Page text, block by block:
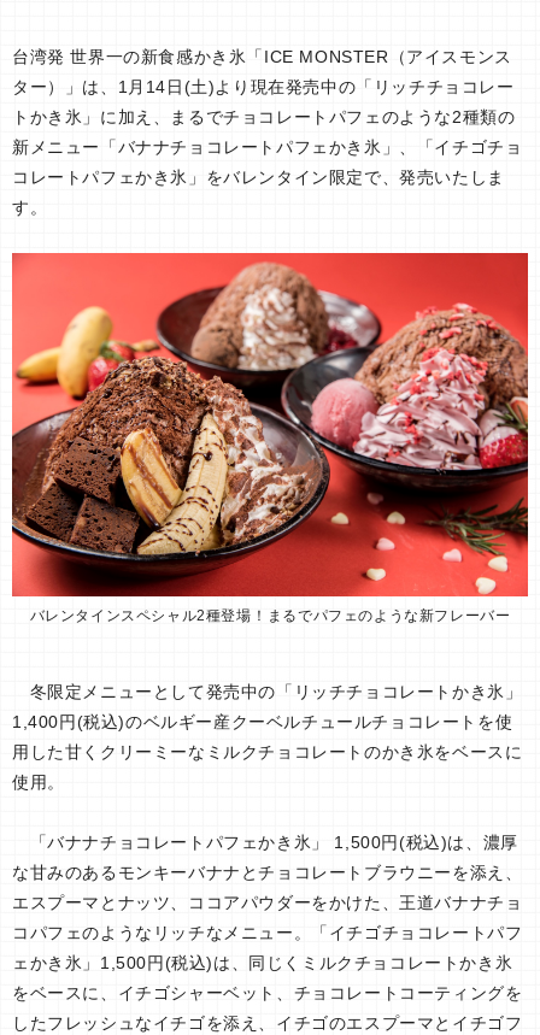
台湾発 世界一の新食感かき氷「ICE MONSTER（アイスモンス
ター）」は、1月14日(土)より現在発売中の「リッチチョコレー
トかき氷」に加え、まるでチョコレートパフェのような2種類の
新メニュー「バナナチョコレートパフェかき氷」、「イチゴチョ
コレートパフェかき氷」をバレンタイン限定で、発売いたしま
す。
バレンタインスペシャル2種登場！ まるでパフェのような新フレーバー
冬限定メニューとして発売中の「リッチチョコレートかき氷」
1,400円(税込)のベルギー産クーベルチュールチョコレートを使
用した甘くクリーミーなミルクチョコレートのかき氷をベースに
使用。
「バナナチョコレートパフェかき氷」 1,500円(税込)は、濃厚
な甘みのあるモンキーバナナとチョコレートブラウニーを添え、
エスプーマとナッツ、ココアパウダーをかけた、王道バナナチョ
コパフェのようなリッチなメニュー。「イチゴチョコレートパフ
ェかき氷」1,500円(税込)は、同じくミルクチョコレートかき氷
をベースに、イチゴシャーベット、チョコレートコーティングを
したフレッシュなイチゴを添え、イチゴのエスプーマとイチゴフ